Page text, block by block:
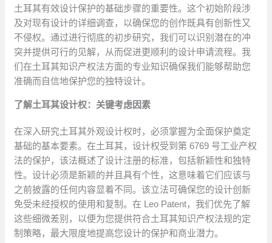
土耳其有效设计保护的基础步骤的重要性。这个初始阶段涉
及对现有设计的详细调查，以确保您的创作既具有创新性又
不侵权。通过进行彻底的初步研究，我们可以识别潜在的冲
突并提供可行的见解，从而促进更顺利的设计申请流程。我
们在土耳其知识产权法方面的专业知识确保我们能够帮助您
准确而自信地保护您的独特设计。
了解土耳其设计权：关键考虑因素
在深入研究土耳其外观设计权时，必须掌握为全面保护奠定
基础的基本要素。在土耳其，设计权受到第 6769 号工业产权
法的保护，该法概述了设计注册的标准，包括新颖性和独特
性。设计必须是新颖的并且具有个性，这意味着它们应该与
之前披露的任何内容显着不同。该立法可确保您的设计创新
免受未经授权的使用和复制。在 Leo Patent，我们优先了解
这些细微差别，以便为您提供符合土耳其知识产权法规的定
制策略，最大限度地提高您设计的保护和商业潜力。